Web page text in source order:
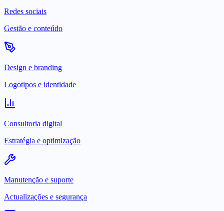
Redes sociais
Gestão e conteúdo
Design e branding
Logotipos e identidade
Consultoria digital
Estratégia e optimização
Manutenção e suporte
Actualizações e segurança